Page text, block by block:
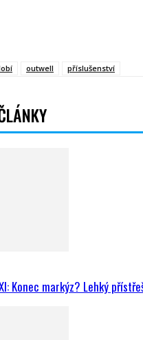
outwell příslušenství
Konec markýz? Lehký